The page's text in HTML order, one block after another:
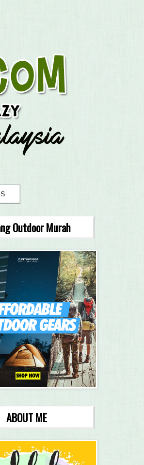
Outdoor Murah
ABOUT ME